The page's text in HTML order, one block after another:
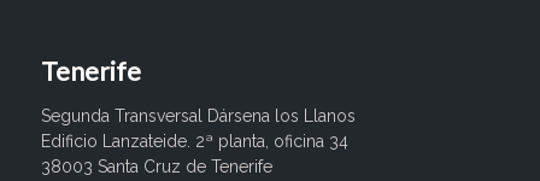
Tenerife
Segunda Transversal Dársena los Llanos
Edificio Lanzateide. 2ª planta, oficina 34
38003 Santa Cruz de Tenerife